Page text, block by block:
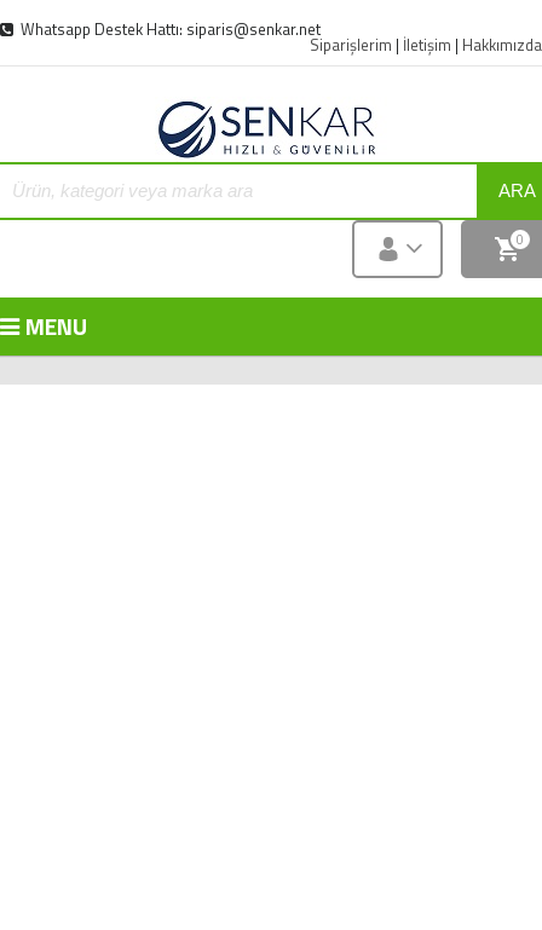
Whatsapp Destek Hattı: siparis@senkar.net
Siparişlerim | İletişim | Hakkımızda
ARA
0
MENU